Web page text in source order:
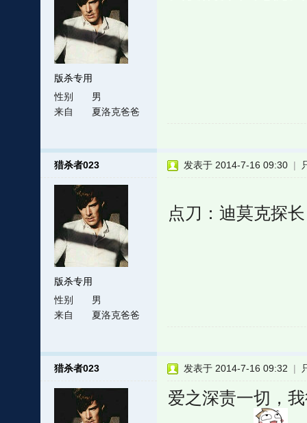
版杀专用
性别
男
来自
夏洛克爸爸
猎杀者023
版杀专用
性别
男
来自
夏洛克爸爸
发表于 2014-7-16 09:30 |
点刀：迪莫克探
猎杀者023 发表于 2014-7-16 09:32 |
爱之深责一切，